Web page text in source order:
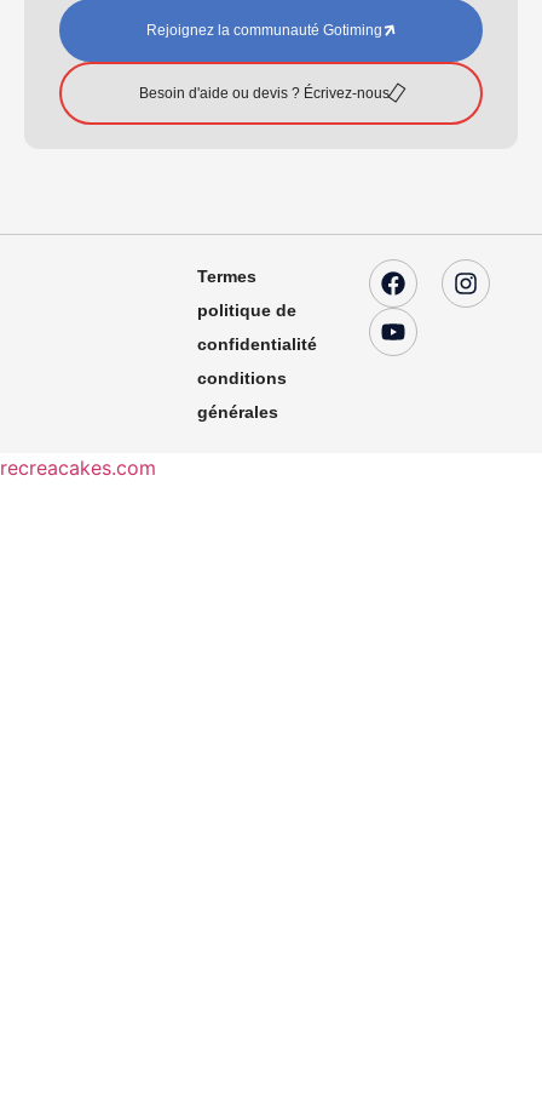
Rejoignez la communauté Gotiming
Besoin d'aide ou devis ? Écrivez-nous
Termes
politique de
confidentialité
conditions
générales
recreacakes.com